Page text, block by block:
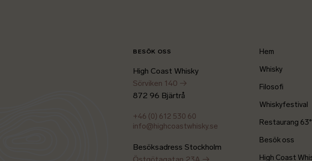
Hem
Whisky
Filosofi
Whiskyfestival
Restaurang
Besök oss
High Coast
BESÖK OSS
High Coast Whisky
Sörviken 140 →
872 96 Bjärtrå
+46 (0) 612 530 60
info@highcoastwhisky.se
Besöksadress Stockholm